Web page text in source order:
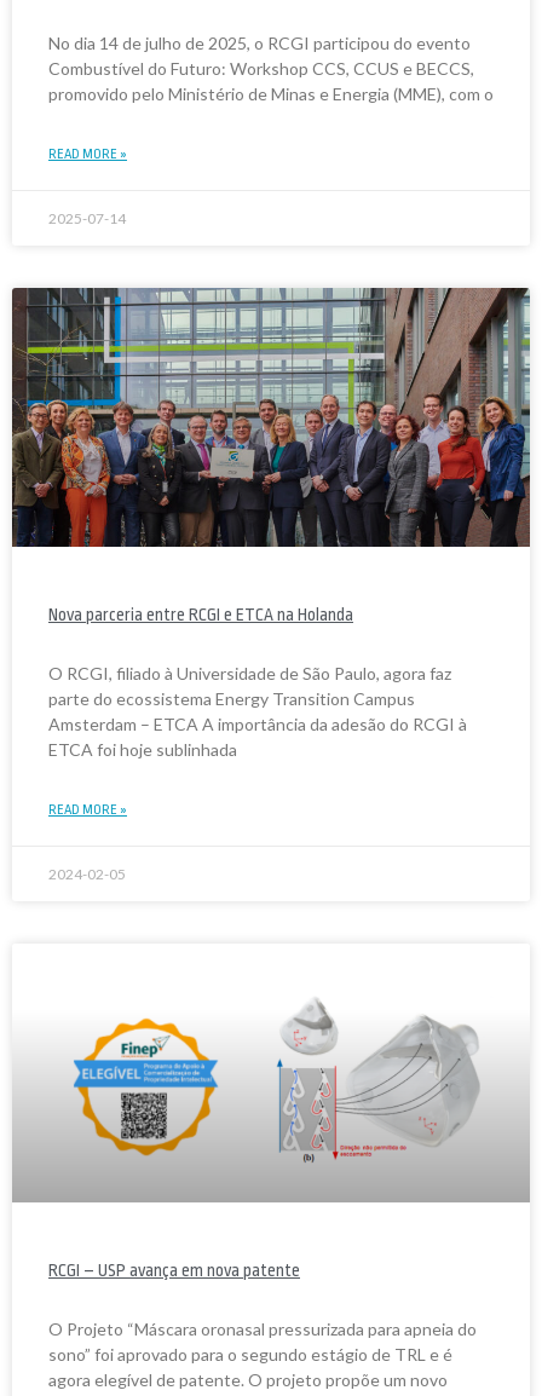
No dia 14 de julho de 2025, o RCGI participou do evento
Combustível do Futuro: Workshop CCS, CCUS e BECCS,
promovido pelo Ministério de Minas e Energia (MME), com o
READ MORE »
2025-07-14
Nova parceria entre RCGI e ETCA na Holanda
O RCGI, filiado à Universidade de São Paulo, agora faz
parte do ecossistema Energy Transition Campus
Amsterdam – ETCA A importância da adesão do RCGI à
ETCA foi hoje sublinhada
READ MORE »
2024-02-05
RCGI – USP avança em nova patente
O Projeto “Máscara oronasal pressurizada para apneia do
sono” foi aprovado para o segundo estágio de TRL e é
agora elegível de patente. O projeto propõe um novo